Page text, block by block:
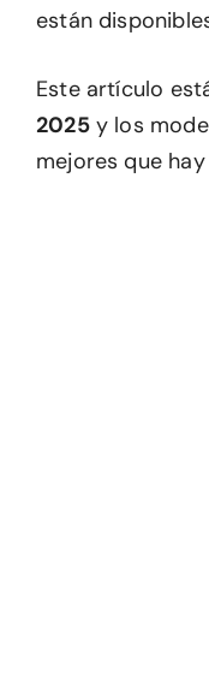
están
Este artículo
2025y los
mejores que